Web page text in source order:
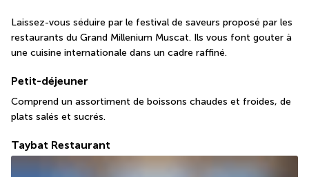
Laissez-vous séduire par le festival de saveurs proposé par les
restaurants du Grand Millenium Muscat. Ils vous font gouter à
une cuisine internationale dans un cadre raffiné.
Petit-déjeuner
Comprend un assortiment de boissons chaudes et froides, de
plats salés et sucrés.
Taybat Restaurant